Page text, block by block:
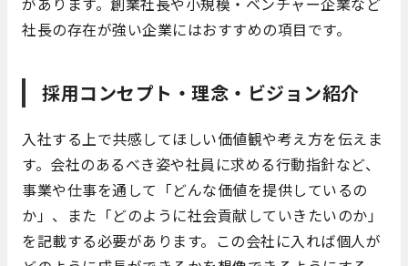
社長の存在が強い企業にはおすすめの項目です。
採用コンセプト・理念・ビジョン紹介
入社する上で共感してほしい価値観や考え方を伝えま
す。会社のあるべき姿や社員に求める行動指針など、
事業や仕事を通して「どんな価値を提供しているの
か」、また「どのように社会貢献していきたいのか」
を記載する必要があります。この会社に入れば個人が